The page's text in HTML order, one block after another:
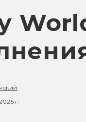
г.